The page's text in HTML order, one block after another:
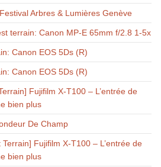
Festival Arbres & Lumières Genève
terrain: Canon MP-E 65mm f/2.8 1-5x
Canon EOS 5Ds (R)
Canon EOS 5Ds (R)
Fujifilm X-T100 – L’entrée de
bien plus
De Champ
Terrain] Fujifilm X-T100 – L’entrée de
bien plus